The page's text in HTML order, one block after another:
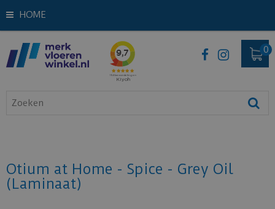
HOME
Otium at Home - Spice - Grey Oil
(Laminaat)